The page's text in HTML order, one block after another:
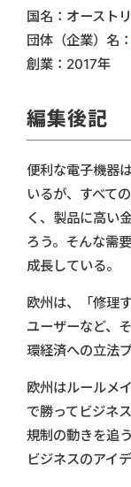
国名：オースト
団体（企業）名：
創業：2017年
編集後記
便利な電子機器
いるが、すべて
く、製品に高い
ろう。そんな需
成長している。
欧州は、「修理
ユーザーなど、
環経済への立法
欧州はルールメ
で勝ってビジネ
規制の動きを追
ビジネスのアイ